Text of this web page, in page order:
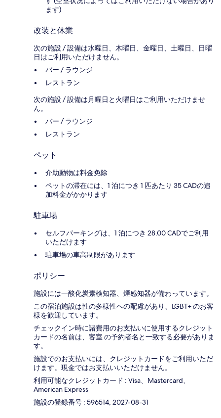
ます)
改装と休業
次の施設 / 設備は水曜日、木曜日、金曜日、土曜日、日曜
日はご利用いただけません。
バー / ラウンジ
レストラン
次の施設 / 設備は月曜日と火曜日はご利用いただけませ
ん。
バー / ラウンジ
レストラン
ペット
介助動物は料金免除
ペットの滞在には、1 泊につき 1 匹あたり 35 CADの追
加料金がかかります
駐車場
セルフパーキングは、1 泊につき 28.00 CADでご利用
いただけます
駐車場の車高制限があります
ポリシー
施設には一酸化炭素検知器、煙感知器が備わっています。
この宿泊施設は性の多様性への配慮があり、LGBT+ のお客
様を歓迎しています。
チェックイン時に諸費用のお支払いに使用するクレジット
カードの名前は、客室 の予約者名と一致する必要がありま
す。
施設でのお支払いには、クレジットカードをご利用いただ
けます。現金ではお支払いいただけません。
利用可能なクレジットカード : Visa、Mastercard、
American Express
施設の登録番号 : 596514, 2027-08-31